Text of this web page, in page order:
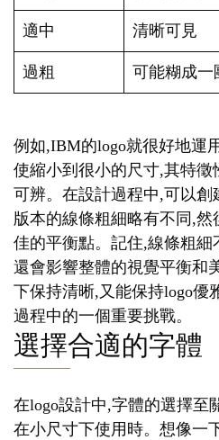
適中 清晰可見
過粗 可能糊成一
例如,IBM的logo就很好地運
使縮小到很小的尺寸,其特
可辨。在設計過程中,可以創
版本的線條粗細略有不同,
佳的平衡點。記住,線條粗細
還會影響整體的視覺平衡和
下保持清晰,又能保持logo優
過程中的一個重要挑戰。
選擇合適的字體
在logo設計中,字體的選擇至
在小尺寸下使用時。想像一